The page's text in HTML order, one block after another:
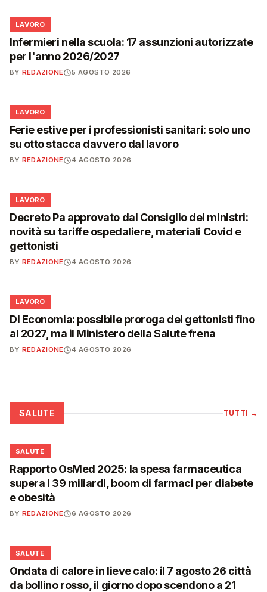
💼
LAVORO
Infermieri nella scuola: 17 assunzioni autorizzate
per l'anno 2026/2027
BY REDAZIONE 5 AGOSTO 2026
💼
LAVORO
Ferie estive per i professionisti sanitari: solo uno
su otto stacca davvero dal lavoro
BY REDAZIONE 4 AGOSTO 2026
💼
LAVORO
Decreto Pa approvato dal Consiglio dei ministri:
novità su tariffe ospedaliere, materiali Covid e
gettonisti
BY REDAZIONE 4 AGOSTO 2026
💼
LAVORO
Dl Economia: possibile proroga dei gettonisti fino
al 2027, ma il Ministero della Salute frena
BY REDAZIONE 4 AGOSTO 2026
SALUTE TUTTI →
❤️
SALUTE
Rapporto OsMed 2025: la spesa farmaceutica
supera i 39 miliardi, boom di farmaci per diabete
e obesità
BY REDAZIONE 6 AGOSTO 2026
❤️
SALUTE
Ondata di calore in lieve calo: il 7 agosto 26 città
da bollino rosso, il giorno dopo scendono a 21